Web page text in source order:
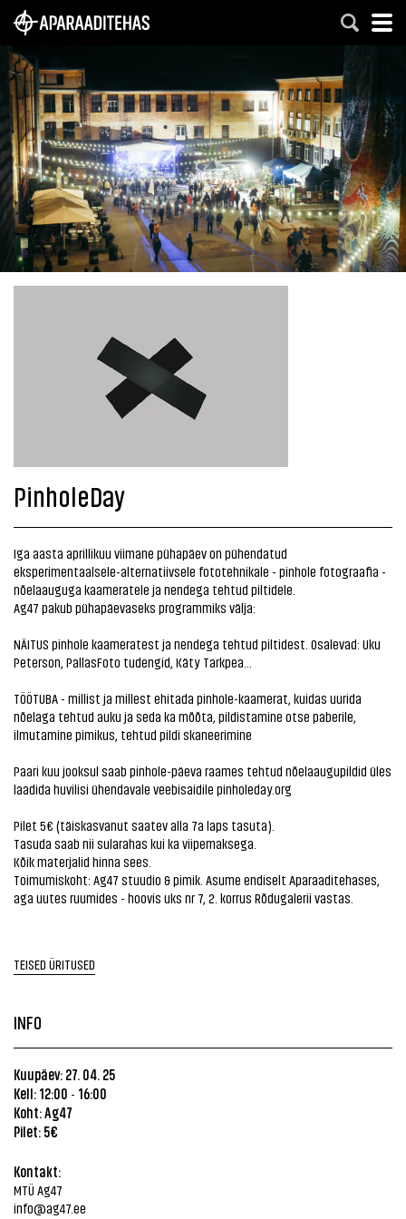
PinholeDay
Iga aasta aprillikuu viimane pühapäev on pühendatud
eksperimentaalsele-alternatiivsele fototehnikale - pinhole fotograafia -
nõelaauguga kaameratele ja nendega tehtud piltidele.
Ag47 pakub pühapäevaseks programmiks välja:
NÄITUS pinhole kaameratest ja nendega tehtud piltidest. Osalevad: Uku
Peterson, PallasFoto tudengid, Käty Tarkpea...
TÖÖTUBA - millist ja millest ehitada pinhole-kaamerat, kuidas uurida
nõelaga tehtud auku ja seda ka mõõta, pildistamine otse paberile,
ilmutamine pimikus, tehtud pildi skaneerimine
Paari kuu jooksul saab pinhole-päeva raames tehtud nõelaaugupildid üles
laadida huvilisi ühendavale veebisaidile pinholeday.org
Pilet 5€ (täiskasvanut saatev alla 7a laps tasuta).
Tasuda saab nii sularahas kui ka viipemaksega.
Kõik materjalid hinna sees.
Toimumiskoht: Ag47 stuudio & pimik. Asume endiselt Aparaaditehases,
aga uutes ruumides - hoovis uks nr 7, 2. korrus Rõdugalerii vastas.
TEISED ÜRITUSED
INFO
Kuupäev: 27. 04. 25
Kell: 12:00 - 16:00
Koht:Ag47
Pilet: 5€
Kontakt:
MTÜ Ag47
info@ag47.ee